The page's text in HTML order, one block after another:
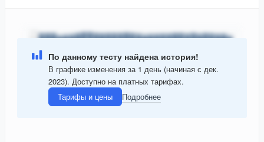
По данному тесту найдена история!
В графике изменения за 1 день (начиная с дек.
2023). Доступно на платных тарифах.
Тарифы и цены
Подробнее